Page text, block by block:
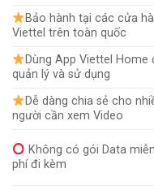
Bảo hành tại các cửa
Viettel trên toàn quốc
Dùng App Viettel Home
quản lý và sử dụng
Dễ dàng chia sẻ cho
người cần xem Video
Không có gói Data miễn
phí đi kèm